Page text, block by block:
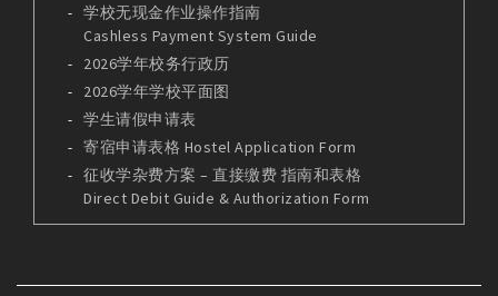
学校无现金作业操作指南
Cashless Payment System Guide
2026学年校务行政历
2026学年学校平面图
学生请假申请表
寄宿申请表格 Hostel Application Form
征收学杂费方案 – 直接缴费 指南和表格
Direct Debit Guide & Authorization Form